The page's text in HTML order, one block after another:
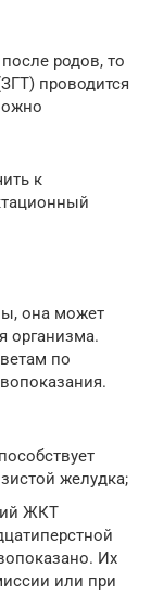
родов, то
проводится
к
она может
организма.
по
желудка;
ЖКТ
Их
или при